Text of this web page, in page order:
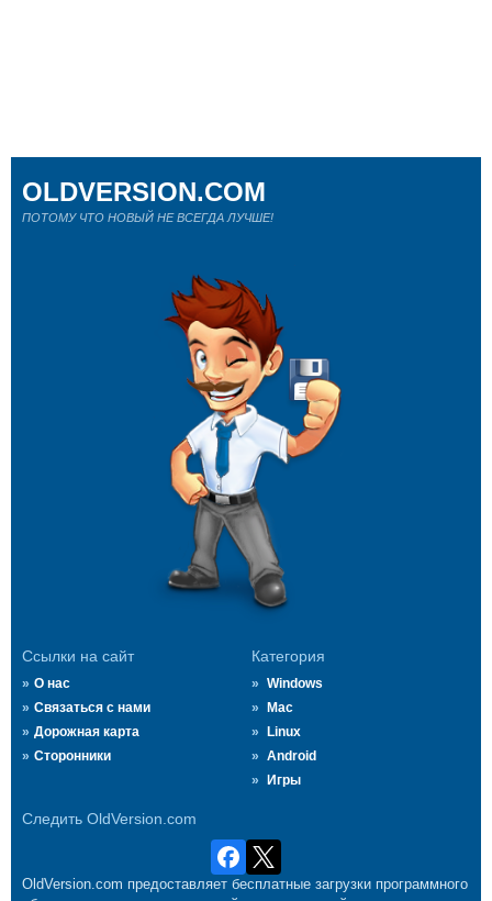
Ссылки на сайт
О нас
Связаться с нами
Дорожная карта
Сторонники
Категория
Windows
Mac
Linux
Android
Игры
Следить OldVersion.com
OLDVERSION.COM
ПОТОМУ ЧТО НОВЫЙ НЕ ВСЕГДА ЛУЧШЕ!
OldVersion.com предоставляет бесплатные загрузки программного